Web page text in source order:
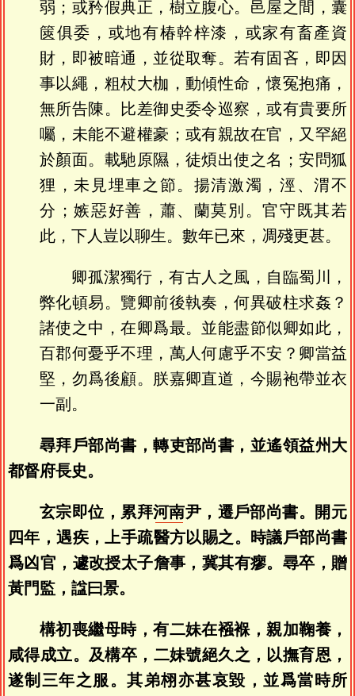
弱；或矜假典正，樹立腹心。邑屋之間，囊
篋俱委，或地有椿幹梓漆，或家有畜產資
財，即被暗通，並從取奪。若有固吝，即因
事以繩，粗杖大枷，動傾性命，懷冤抱痛，
無所告陳。比差御史委令巡察，或有貴要所
囑，未能不避權豪；或有親故在官，又罕絕
於顏面。載馳原隰，徒煩出使之名；安問狐
狸，未見埋車之節。揚清激濁，涇、渭不
分；嫉惡好善，蕭、蘭莫別。官守既其若
此，下人豈以聊生。數年已來，凋殘更甚。
卿孤潔獨行，有古人之風，自臨蜀川，
弊化頓易。覽卿前後執奏，何異破柱求姦？
諸使之中，在卿爲最。並能盡節似卿如此，
百郡何憂乎不理，萬人何慮乎不安？卿當益
堅，勿爲後顧。朕嘉卿直道，今賜袍帶並衣
一副。
尋拜戶部尚書，轉吏部尚書，並遙領益州大
都督府長史。
玄宗即位，累拜河南尹，遷戶部尚書。開元
四年，遇疾，上手疏醫方以賜之。時議戶部尚書
爲凶官，遽改授太子詹事，冀其有瘳。尋卒，贈
黃門監，諡曰景。
構初喪繼母時，有二妹在襁褓，親加鞠養，
咸得成立。及構卒，二妹號絕久之，以撫育恩，
遂制三年之服。其弟栩亦甚哀毀，並爲當時所